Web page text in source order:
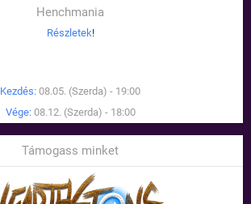
Henchmania
Részletek!
Kezdés: 08.05. (Szerda) - 19:00
Vége: 08.12. (Szerda) - 18:00
Támogass minket